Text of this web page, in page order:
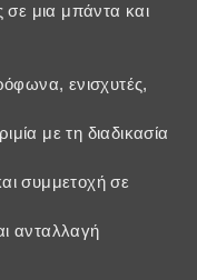
σε μια μπάντα και
ενισχυτές,
με τη διαδικασία
συμμετοχή σε
ανταλλαγή